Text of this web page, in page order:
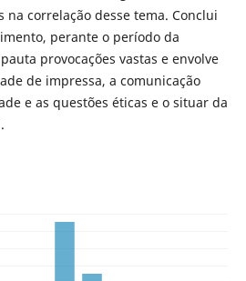
na correlação desse tema. Conclui
perante o período da
provocações vastas e envolve
de impressa, a comunicação
e as questões éticas e o situar da